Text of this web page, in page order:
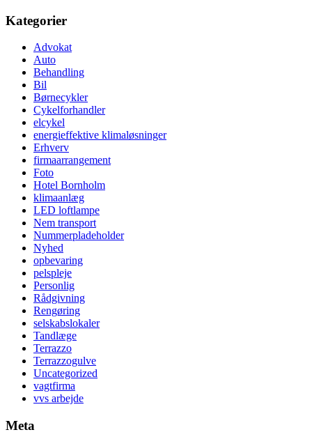
Kategorier
Advokat
Auto
Behandling
Bil
Børnecykler
Cykelforhandler
elcykel
energieffektive klimaløsninger
Erhverv
firmaarrangement
Foto
Hotel Bornholm
klimaanlæg
LED loftlampe
Nem transport
Nummerpladeholder
Nyhed
opbevaring
pelspleje
Personlig
Rådgivning
Rengøring
selskabslokaler
Tandlæge
Terrazzo
Terrazzogulve
Uncategorized
vagtfirma
vvs arbejde
Meta